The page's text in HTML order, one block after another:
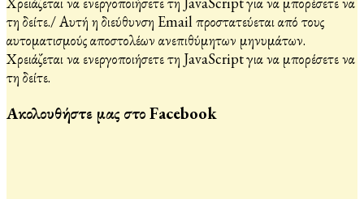
τη δείτε./Αυτή η διεύθυνση Email προστατεύεται από τους
αυτοματισμούς αποστολέων ανεπιθύμητων μηνυμάτων.
Χρειάζεται να ενεργοποιήσετε τη JavaScript για να μπορέσετε να
τη δείτε.
Ακολουθήστε μας στο Facebook